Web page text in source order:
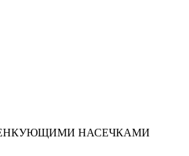
НАСЕЧКАМИ